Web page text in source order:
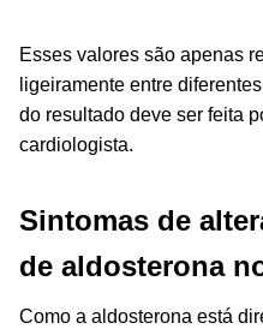
Esses valores são apenas
ligeiramente entre
do resultado deve ser feita
cardiologista.
Sintomas de
de aldosterona
Como a aldosterona está